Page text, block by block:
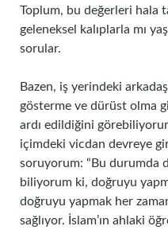
Toplum, bu değerleri hala
geleneksel kalıplarla mı
sorular.
Bazen, iş yerindeki
gösterme ve dürüst olma
ardı edildiğini
içimdeki vicdan devreye
soruyorum: “Bu durumda
biliyorum ki, doğruyu
doğruyu yapmak her
sağlıyor. İslam’ın ahlaki